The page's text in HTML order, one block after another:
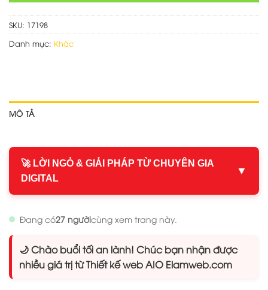
SKU: 17198
Danh mục: Khác
MÔ TẢ
🚀 LỜI NGỎ & GIẢI PHÁP TỪ CHUYÊN GIA
DIGITAL
▼
Đang có27 ngườicùng xem trang này.
🌙 Chào buổi tối an lành! Chúc bạn nhận được
nhiều giá trị từ Thiết kế web AIO Elamweb.com